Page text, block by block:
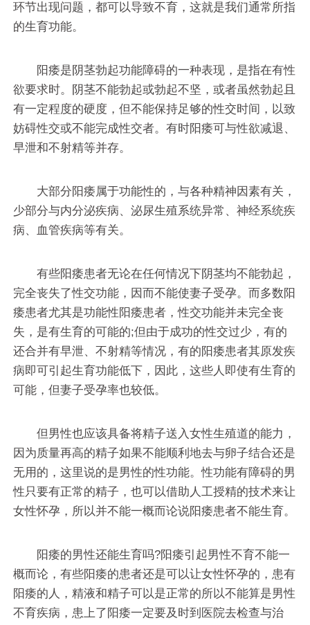
环节出现问题，都可以导致不育，这就是我们通常所指
的生育功能。
阳痿是阴茎勃起功能障碍的一种表现，是指在有性
欲要求时。阴茎不能勃起或勃起不坚，或者虽然勃起且
有一定程度的硬度，但不能保持足够的性交时间，以致
妨碍性交或不能完成性交者。有时阳痿可与性欲减退、
早泄和不射精等并存。
大部分阳痿属于功能性的，与各种精神因素有关，
少部分与内分泌疾病、泌尿生殖系统异常、神经系统疾
病、血管疾病等有关。
有些阳痿患者无论在任何情况下阴茎均不能勃起，
完全丧失了性交功能，因而不能使妻子受孕。而多数阳
痿患者尤其是功能性阳痿患者，性交功能并未完全丧
失，是有生育的可能的;但由于成功的性交过少，有的
还合并有早泄、不射精等情况，有的阳痿患者其原发疾
病即可引起生育功能低下，因此，这些人即使有生育的
可能，但妻子受孕率也较低。
但男性也应该具备将精子送入女性生殖道的能力，
因为质量再高的精子如果不能顺利地去与卵子结合还是
无用的，这里说的是男性的性功能。性功能有障碍的男
性只要有正常的精子，也可以借助人工授精的技术来让
女性怀孕，所以并不能一概而论说阳痿患者不能生育。
阳痿的男性还能生育吗?阳痿引起男性不育不能一
概而论，有些阳痿的患者还是可以让女性怀孕的，患有
阳痿的人，精液和精子可以是正常的所以不能算是男性
不育疾病，患上了阳痿一定要及时到医院去检查与治